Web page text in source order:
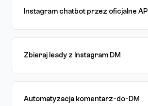
Instagram chatbot przez oficjalne API
Zbieraj leady z Instagram DM
Automatyzacja komentarz-do-DM